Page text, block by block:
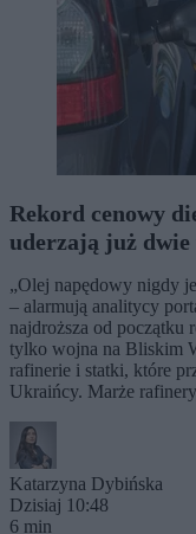
Rekord cenowy
uderzają już
„Olej napędowy nigdy
– alarmują analitycy
najdroższa od początku
tylko wojna na Bliskim
rafinerie i statki, które
Ukraińcy. Marże
Katarzyna Dybińska
Dzisiaj 10:48
6 min